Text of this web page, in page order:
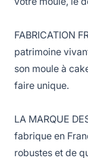
FABRICATION
patrimoine
son moule à
faire unique.
LA MARQUE
fabrique en
robustes et de